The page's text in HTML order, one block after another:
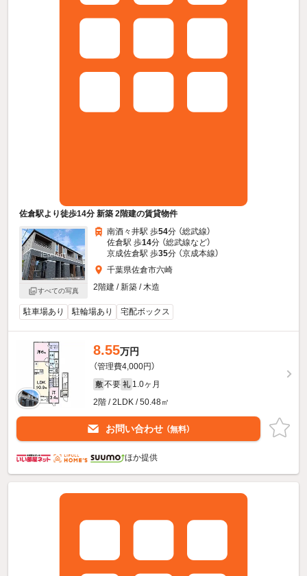
佐倉駅より徒歩14分 新築 2階建の賃貸物件
すべての写真
南酒々井駅 歩54分 （総武線）
佐倉駅 歩14分 （総武線など）
京成佐倉駅 歩35分 （京成本線）
千葉県佐倉市六崎
2階建 / 新築 / 木造
駐車場あり 駐輪場あり 宅配ボックス
8.55万円
（管理費4,000円）
敷 不要 礼 1.0ヶ月
2階 / 2LDK / 50.48㎡
お問い合わせ （無料）
ほか提供